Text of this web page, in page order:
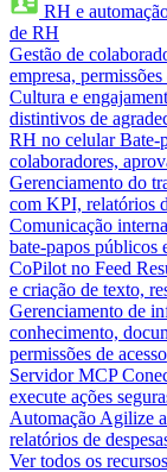
RH e
de RH
Gestão de
empresa,
Cultura e
distintivos de
RH no celular Bate-
colaboradores,
Gerenciamento do
com KPI, relatórios
Comunicação interna
bate-papos públicos
CoPilot no Feed
e criação de texto,
Gerenciamento de
conhecimento,
permissões de acesso
Servidor MCP
execute ações
Automação Agilize
relatórios de
Ver todos os